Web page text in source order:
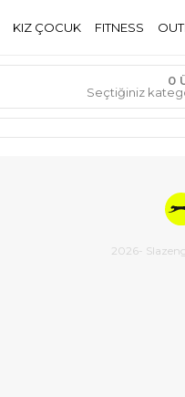
KIZ ÇOCUK FITNESS
0
Seçtiğiniz
2026-